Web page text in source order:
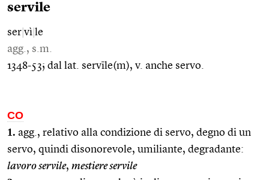
servile
ser vì le
agg., s.m.
1348-53; dal lat. servīle(m), v. anche servo.
CO
1. agg., relativo alla condizione di servo, degno di un
servo, quindi disonorevole, umiliante, degradante:
lavoro servile, mestiere servile